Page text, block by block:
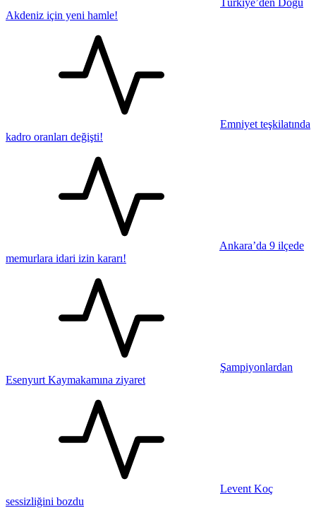
Türkiye’den Doğu
Akdeniz için yeni hamle!
Emniyet teşkilatında
kadro oranları değişti!
Ankara’da 9 ilçede
memurlara idari izin kararı!
Şampiyonlardan
Esenyurt Kaymakamına ziyaret
Levent Koç
sessizliğini bozdu